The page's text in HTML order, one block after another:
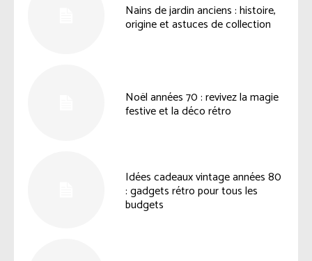
Nains de jardin anciens : histoire,
origine et astuces de collection
Noël années 70 : revivez la magie
festive et la déco rétro
Idées cadeaux vintage années 80
: gadgets rétro pour tous les
budgets